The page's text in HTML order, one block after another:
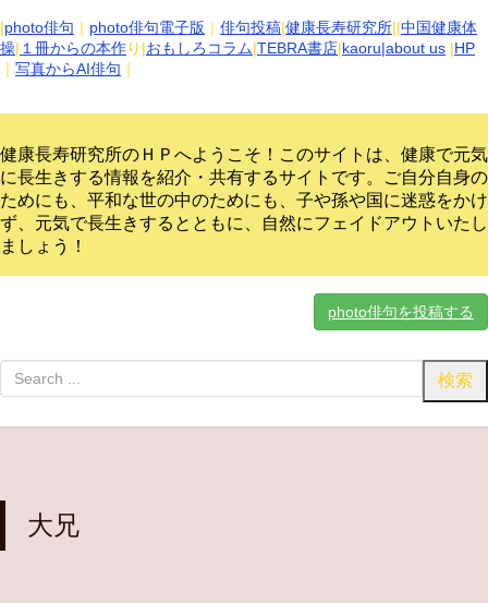
|photo俳句 ｜ photo俳句電子版 ｜ 俳句投稿|健康長寿研究所||中国健康体
操| １冊からの本作り|おもしろコラム|TEBRA書店|kaoru|about us |HP
｜ 写真からAI俳句 ｜
健康長寿研究所のＨＰへようこそ！このサイトは、健康で元気
に長生きする情報を紹介・共有するサイトです。
ご自分自身の
ためにも、平和な世の中のためにも、子や孫や国に迷惑をかけ
ず、元気で長生きするとともに、自然にフェイドアウトいたし
ましょう！
photo俳句を投稿する
大兄